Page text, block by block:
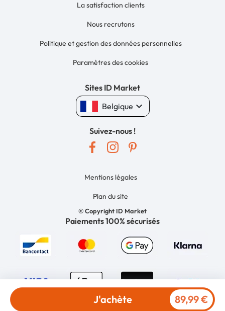
J'achète 89,99 €
La satisfaction clients
Nous recrutons
Politique et gestion des données personnelles
Paramètres des cookies
Sites ID Market
Belgique keyboard_arrow_down
Suivez-nous !
© Copyright ID Market
Mentions légales
Plan du site
Paiements 100% sécurisés